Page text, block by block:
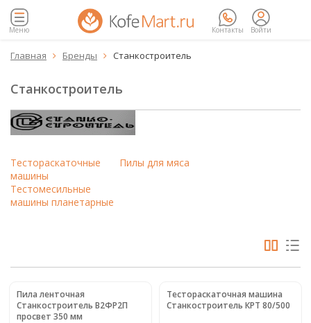
Меню Контакты Войти
Главная  Бренды  Станкостроитель
Станкостроитель
Тестораскаточные
машины
Тестомесильные
машины планетарные
Пилы для мяса
Пила ленточная
Станкостроитель В2ФР2П
просвет 350 мм
Тестораскаточная машина
Станкостроитель КРТ 80/500